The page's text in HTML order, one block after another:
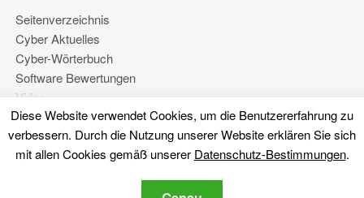
Diese Website verwendet Cookies, um die Benutzererfahrung zu
verbessern. Durch die Nutzung unserer Website erklären Sie sich
mit allen Cookies gemäß unserer Datenschutz-Bestimmungen.
Seitenverzeichnis
Cyber ​​Aktuelles
Cyber-Wörterbuch
Software Bewertungen
Video
Foren